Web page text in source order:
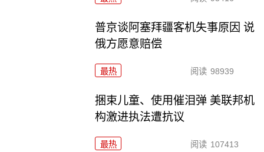
普京谈阿塞拜疆客机失事原因 说
俄方愿意赔偿
最热 阅读 98939
捆束儿童、使用催泪弹 美联邦机
构激进执法遭抗议
最热 阅读 107413